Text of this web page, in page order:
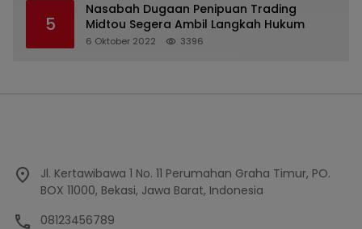
5
Nasabah Dugaan Penipuan Trading
Midtou Segera Ambil Langkah Hukum
6 Oktober 2022 3396
Jl. Kertawibawa 1 No. 11 Perumahan Graha Timur, PO.
BOX 11000, Bekasi, Jawa Barat, Indonesia
08123456789